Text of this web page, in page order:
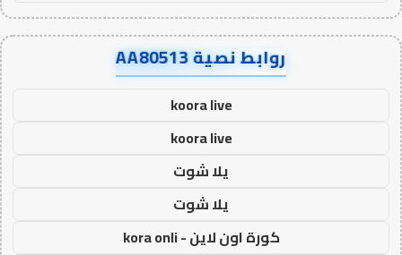
روابط نصية AA80513
koora live
koora live
يلا شوت
يلا شوت
كورة اون لاين - kora onli